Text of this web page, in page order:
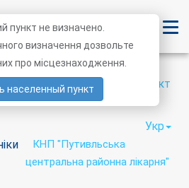
КНП "Путивльська
центральна районна лікарня"
Район Населений пункт
Укр
пункт не визначено.
визначення дозвольте
про місцезнаходження.
населенный пункт